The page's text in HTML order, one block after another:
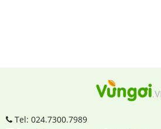
Tel: 024.7300.7989